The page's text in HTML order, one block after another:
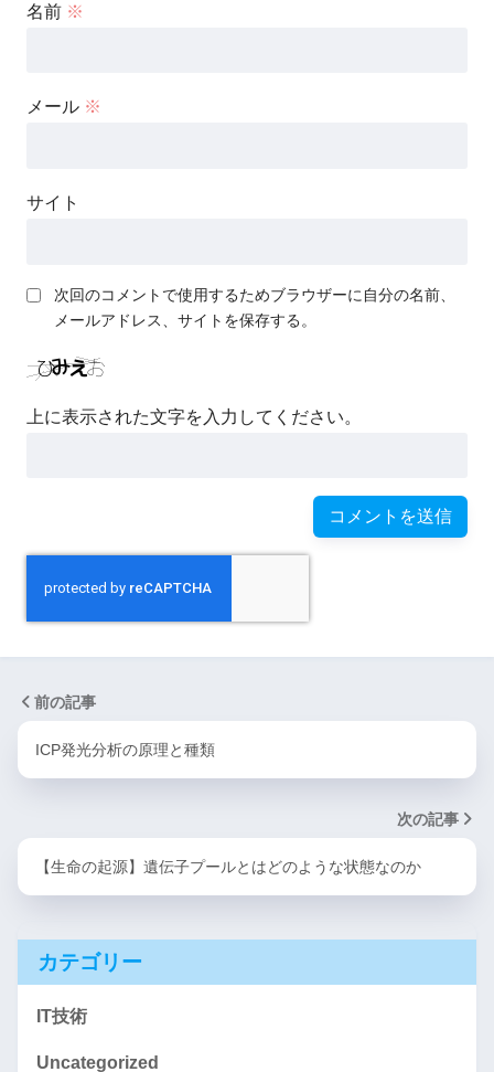
名前 ※
メール ※
サイト
次回のコメントで使用するためブラウザーに自分の名前、
メールアドレス、サイトを保存する。
上に表示された文字を入力してください。
前の記事
ICP発光分析の原理と種類
次の記事
【生命の起源】遺伝子プールとはどのような状態なのか
カテゴリー
IT技術
Uncategorized